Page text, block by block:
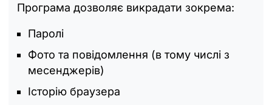
Програма дозволяє викрадати зокрема:
Паролі
Фото та повідомлення (в тому числі з
месенджерів)
Історію браузера